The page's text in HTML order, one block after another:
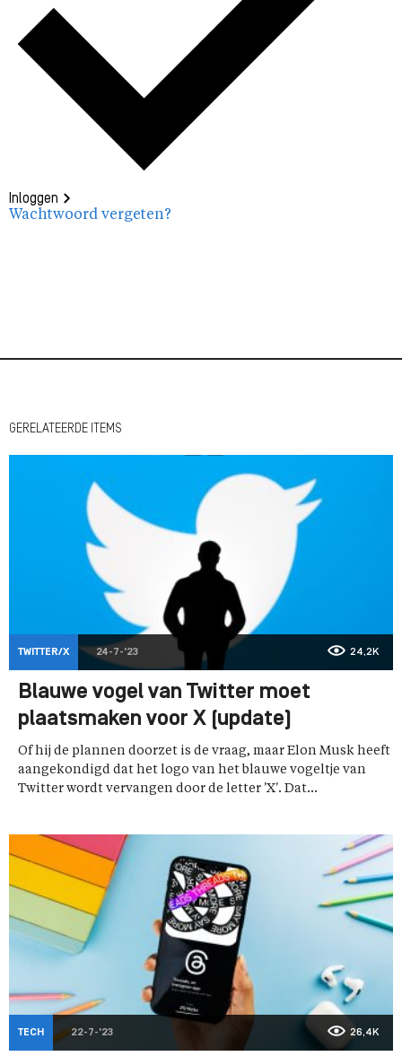
Inloggen
Wachtwoord vergeten?
GERELATEERDE ITEMS
TWITTER/X 24-7-'23 24,2K
Blauwe vogel van Twitter moet
plaatsmaken voor X (update)
Of hij de plannen doorzet is de vraag, maar Elon Musk heeft
aangekondigd dat het logo van het blauwe vogeltje van
Twitter wordt vervangen door de letter 'X'. Dat...
TECH 22-7-'23 26,4K